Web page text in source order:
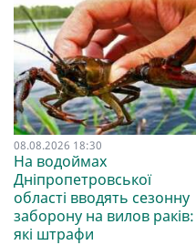
08.08.2026 18:30
На водоймах
Дніпропетровської
області вводять сезонну
заборону на вилов раків:
які штрафи